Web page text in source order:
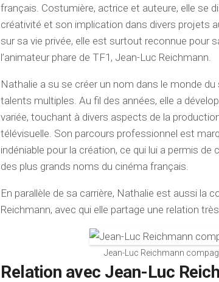
français. Costumière, actrice et auteure, elle se
créativité et son implication dans divers projets
sur sa vie privée, elle est surtout reconnue pour
l’animateur phare de TF1, Jean-Luc Reichmann.
Nathalie a su se créer un nom dans le monde
talents multiples. Au fil des années, elle a
variée, touchant à divers aspects de la
télévisuelle. Son parcours professionnel est
indéniable pour la création, ce qui lui a permis de
des plus grands noms du cinéma français.
En parallèle de sa carrière, Nathalie est aussi la
Reichmann, avec qui elle partage une relation
Jean-Luc Reichmann
Relation avec Jean-Luc